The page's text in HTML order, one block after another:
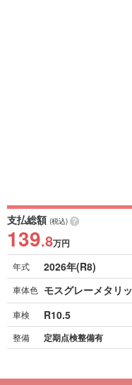
支払総額 (税込)
139.8万円
年式 2026年(R8)
車体色 モスグレーメタリ
車検 R10.5
整備 定期点検整備有